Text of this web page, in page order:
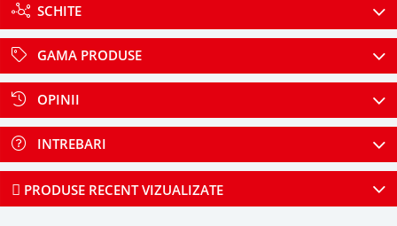
SCHITE
GAMA PRODUSE
OPINII
INTREBARI
PRODUSE RECENT VIZUALIZATE